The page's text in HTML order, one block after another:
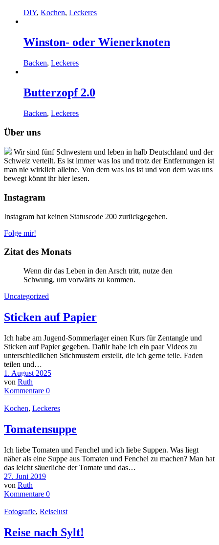
DIY, Kochen, Leckeres
Winston- oder Wienerknoten
Backen, Leckeres
Butterzopf 2.0
Backen, Leckeres
Über uns
Wir sind fünf Schwestern und leben in halb Deutschland und der
Schweiz verteilt. Es ist immer was los und trotz der Entfernungen ist
man nie wirklich alleine. Von dem was los ist und von dem was uns
bewegt könnt ihr hier lesen.
Instagram
Instagram hat keinen Statuscode 200 zurückgegeben.
Folge mir!
Zitat des Monats
Wenn dir das Leben in den Arsch tritt, nutze den
Schwung, um vorwärts zu kommen.
Uncategorized
Sticken auf Papier
Ich habe am Jugend-Sommerlager einen Kurs für Zentangle und
Sticken auf Papier gegeben. Dafür habe ich ein paar Videos zu
unterschiedlichen Stichmustern erstellt, die ich gerne teile. Faden
teilen und…
1. August 2025
von Ruth
Kommentare 0
Kochen, Leckeres
Tomatensuppe
Ich liebe Tomaten und Fenchel und ich liebe Suppen. Was liegt
näher als eine Suppe aus Tomaten und Fenchel zu machen? Man hat
das leicht säuerliche der Tomate und das…
27. Juni 2019
von Ruth
Kommentare 0
Fotografie, Reiselust
Reise nach Sylt!